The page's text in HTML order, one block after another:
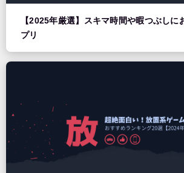
【2025年厳選】スキマ時間や暇つぶしに
プリ